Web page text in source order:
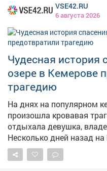
тяжесть преступлений,
опасность и то, что
несовершеннолетний,
виновным. Мужчине
свободы - отбывать
исправительной
Дополнительно суд
сроком на 1 год и 3 месяца. Фото:
создано с помощью
VSE42.RU
6 августа 2026
Чудесная история
озере в Кемерове
трагедию
На днях на популярном
произошла кровавая
отдыхала девушка,
Несколько дней назад
центре отдыхавшая
смертельной опасности: